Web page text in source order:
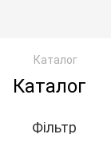
Каталог
Каталог
Фільтр